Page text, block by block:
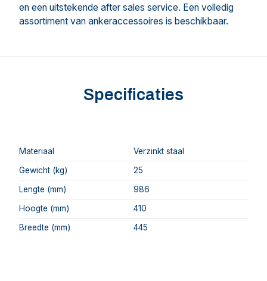
en een uitstekende after sales service. Een volledig
assortiment van ankeraccessoires is beschikbaar.
Specificaties
Materiaal
Verzinkt staal
Gewicht (kg)
25
Lengte (mm)
986
Hoogte (mm)
410
Breedte (mm)
445